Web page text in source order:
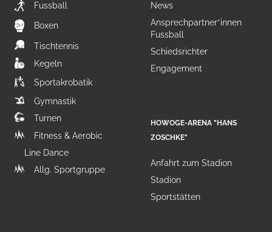
Fussball
Boxen
Tischtennis
Kegeln
Sportakrobatik
Gymnastik
Turnen
Fitness & Aerobic
Line Dance
Allg. Sportgruppe
News
Ansprechpartner*innen
Fussball
Schiedsrichter
Engagement
HOWOGE-ARENA "HANS
ZOSCHKE"
Anfahrt zum Stadion
Stadion
Sportstätten